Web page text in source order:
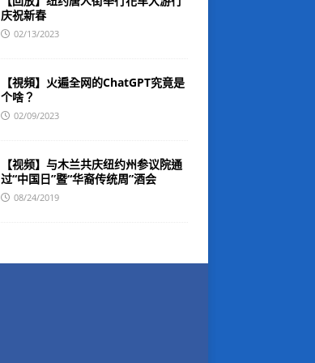
庆祝新春
02/13/2023
【視頻】火遍全网的ChatGPT究竟是
个啥？
02/09/2023
【视频】与木兰共庆纽约州参议院通
过“中国日”暨“华裔传统周”酒会
08/24/2019